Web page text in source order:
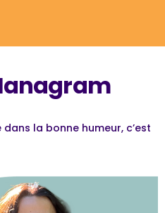
dans la bonne humeur, c’est